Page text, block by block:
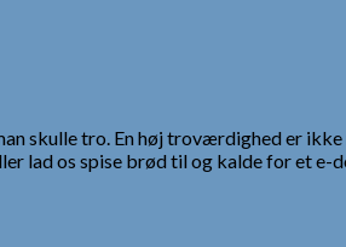
skulle tro. En høj troværdighed er
lad os spise brød til og kalde for et e-